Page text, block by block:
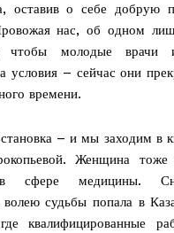
оставив о себе добрую
нас, об одном
чтобы молодые врачи
условия – сейчас они
времени.
– и мы заходим в
Женщина
сфере медицины.
судьбы попала в
квалифицированные